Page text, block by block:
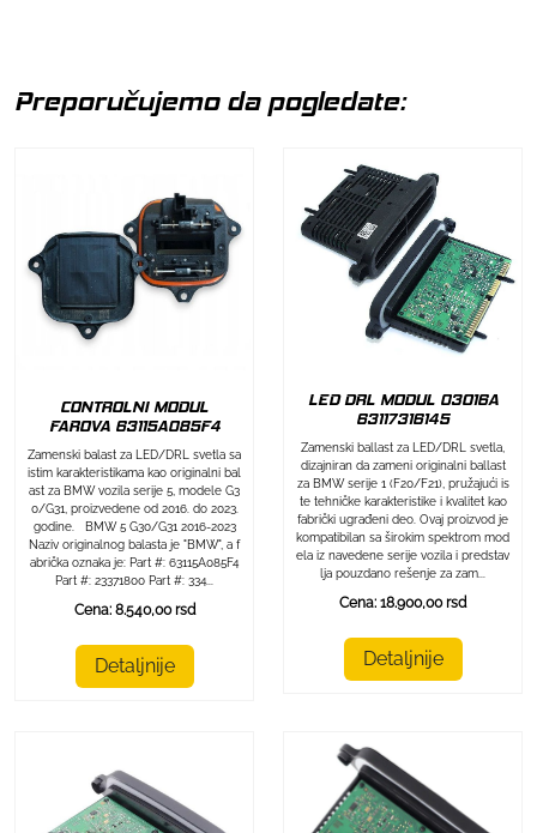
Preporučujemo da pogledate:
CONTROLNI MODUL
FAROVA 63115A085F4
Zamenski balast za LED/DRL svetla sa
istim karakteristikama kao originalni bal
ast za BMW vozila serije 5, modele G3
0/G31, proizvedene od 2016. do 2023.
godine. BMW 5 G30/G31 2016-2023
Naziv originalnog balasta je "BMW", a f
abrička oznaka je: Part #: 63115A085F4
Part #: 23371800 Part #: 334...
Cena: 8.540,00 rsd
Detaljnije
LED DRL MODUL 03O16A
63117316145
Zamenski ballast za LED/DRL svetla,
dizajniran da zameni originalni ballast
za BMW serije 1 (F20/F21), pružajući is
te tehničke karakteristike i kvalitet kao
fabrički ugrađeni deo. Ovaj proizvod je
kompatibilan sa širokim spektrom mod
ela iz navedene serije vozila i predstav
lja pouzdano rešenje za zam...
Cena: 18.900,00 rsd
Detaljnije